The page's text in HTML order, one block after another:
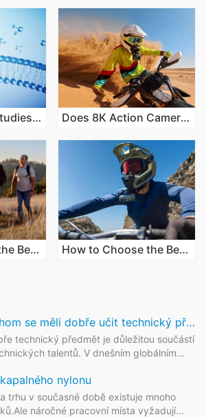
How Do ADME Studies Predict Human Exposure Variability? Does 8K Action Camera Video Really Make a Difference?
How to Choose the Best Android Phone Gimbal Today How to Choose the Best Camera for Biking Rides
Proč bychom se měli dobře učit technický předmět?
technický předmět je důležitou součástí
talentů. V dnešním globálním
talenty. A každý pokrok lidské
nylonu
trhu v současné době existuje mnoho
náročné pracovní místa vyžadují